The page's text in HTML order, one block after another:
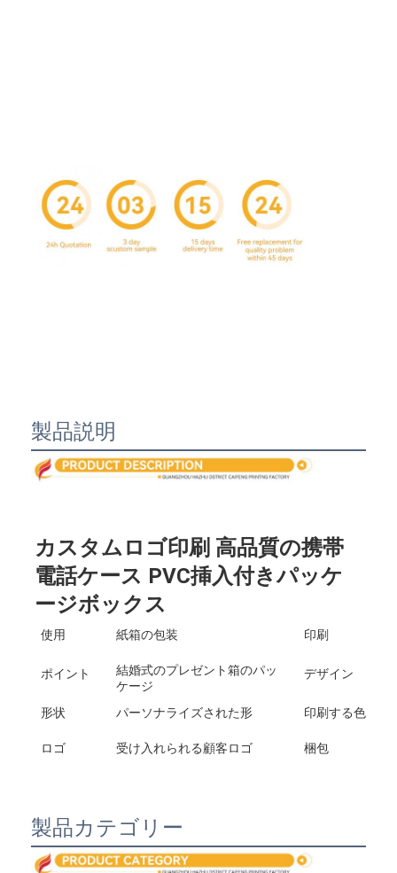
包装箱印刷
化粧品の包装箱
カウンターディスプレイボックス
顔のマスクの包装袋
カスタム ブローチャー 印刷
オーダーメイド レッド パケット
製品説明
カスタムロゴ印刷 高品質の携帯
電話ケース PVC挿入付きパッケ
ージボックス
使用 紙箱の包装 印刷
ポイント
結婚式のプレゼント箱のパッ
ケージ
デザイン
形状 パーソナライズされた形 印刷する色
ロゴ 受け入れられる顧客ロゴ 梱包
製品カテゴリー